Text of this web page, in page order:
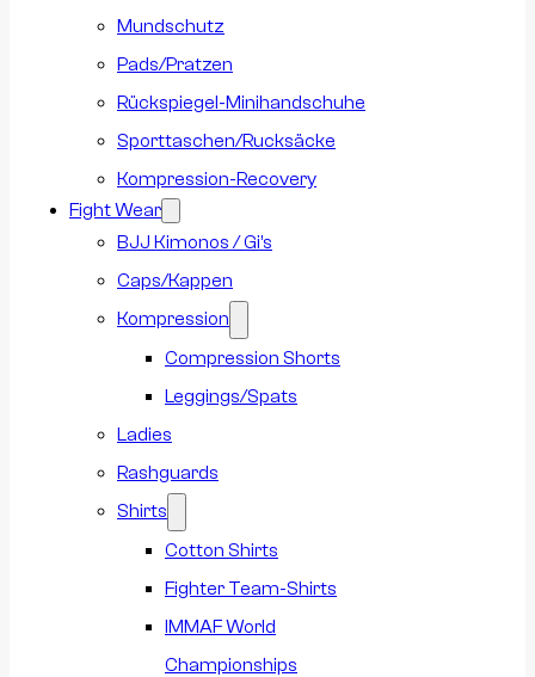
Mundschutz
Pads/Pratzen
Rückspiegel-Minihandschuhe
Sporttaschen/Rucksäcke
Kompression-Recovery
Fight Wear
BJJ Kimonos / Gi’s
Caps/Kappen
Kompression
Compression Shorts
Leggings/Spats
Ladies
Rashguards
Shirts
Cotton Shirts
Fighter Team-Shirts
IMMAF World
Championships